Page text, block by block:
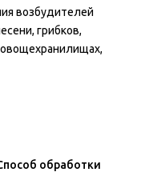
возбудителей
грибков,
обработки